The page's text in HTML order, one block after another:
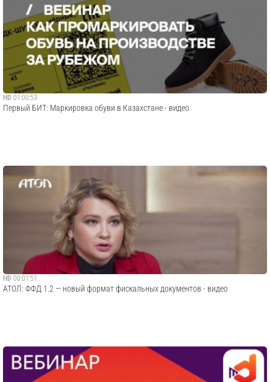
HD 01:00:53
Первый БИТ: Маркировка обуви в Казахстане - видео
HD 00:01:51
АТОЛ: ФФД 1.2 — новый формат фискальных документов - видео